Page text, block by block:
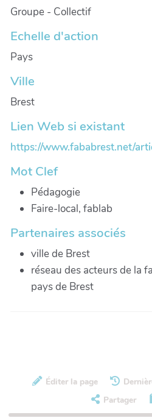
Groupe - Collectif
Echelle d'action
Pays
Ville
Brest
Lien Web si existant
https://www.fababrest.net/
Mot Clef
Pédagogie
Faire-local, fablab
Partenaires associés
ville de Brest
réseau des acteurs de la
pays de Brest
Éditer la page
Partager